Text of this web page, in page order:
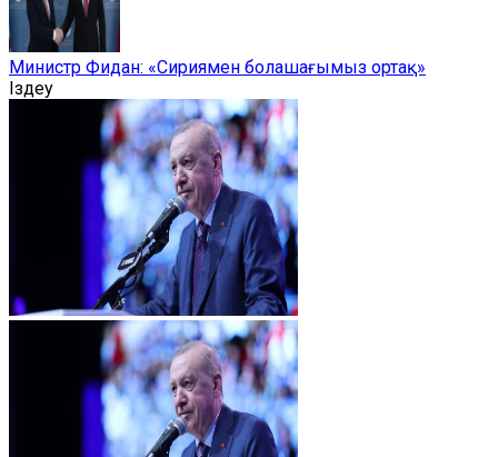
Министр Фидан: «Сириямен болашағымыз ортақ»
Іздеу